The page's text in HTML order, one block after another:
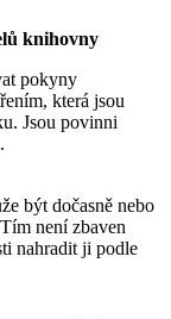
knihovny
pokyny
která jsou
Jsou povinni
být dočasně nebo
není zbaven
nahradit ji podle